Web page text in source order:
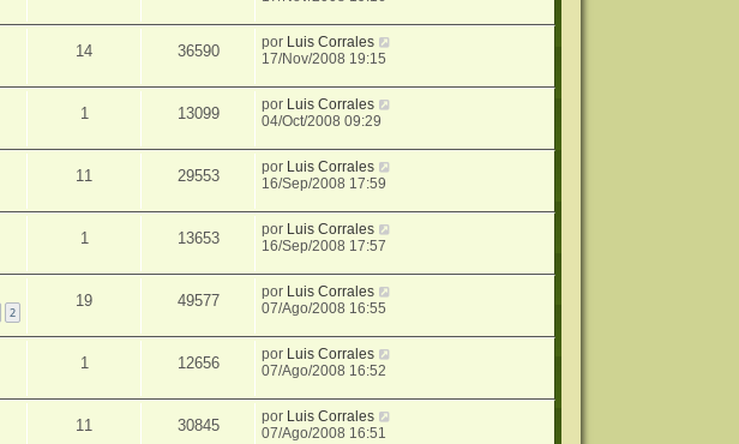
14 36590 por Luis Corrales
17/Nov/2008 19:15
1 13099 por Luis Corrales
04/Oct/2008 09:29
11 29553 por Luis Corrales
16/Sep/2008 17:59
1 13653 por Luis Corrales
16/Sep/2008 17:57
2
19 49577 por Luis Corrales
07/Ago/2008 16:55
1 12656 por Luis Corrales
07/Ago/2008 16:52
11 30845 por Luis Corrales
07/Ago/2008 16:51